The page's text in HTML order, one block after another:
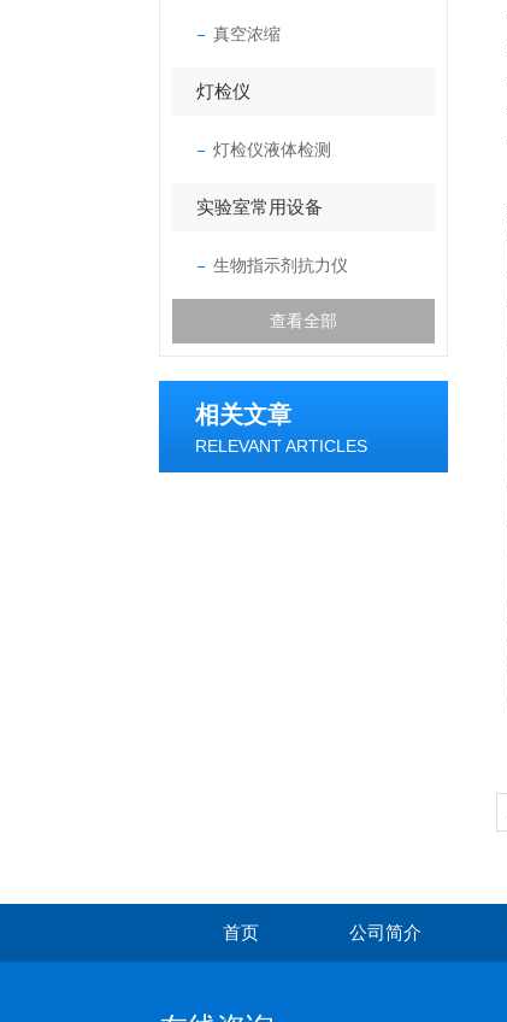
真空浓缩
灯检仪
灯检仪液体检测
实验室常用设备
生物指示剂抗力仪
查看全部
相关文章
RELEVANT ARTICLES
首页 公司简介